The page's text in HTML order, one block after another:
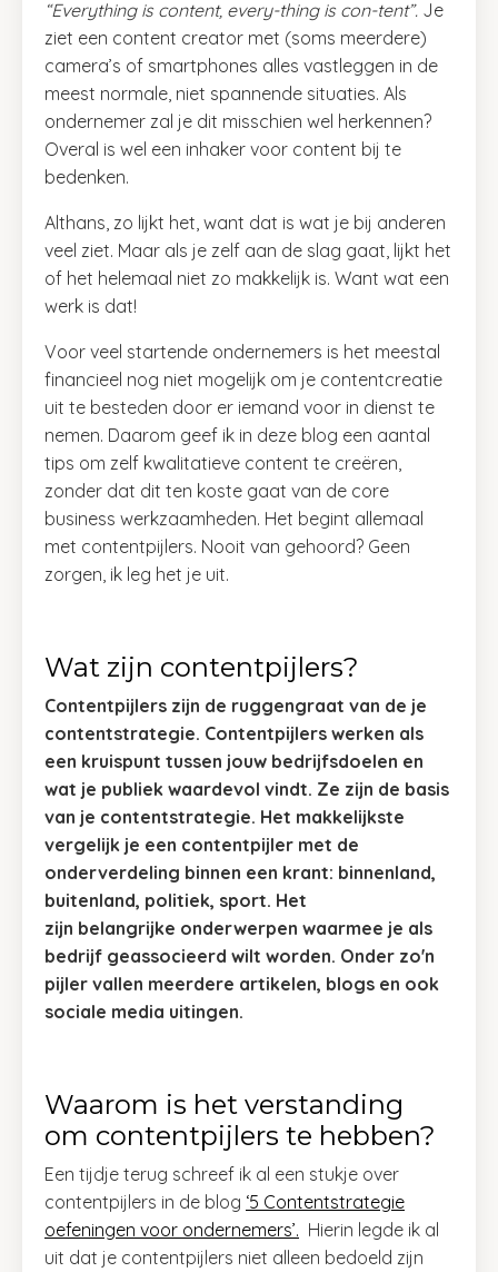
“Everything is content, every-thing is con-tent”. Je
ziet een content creator met (soms meerdere)
camera’s of smartphones alles vastleggen in de
meest normale, niet spannende situaties. Als
ondernemer zal je dit misschien wel herkennen?
Overal is wel een inhaker voor content bij te
bedenken.
Althans, zo lijkt het, want dat is wat je bij anderen
veel ziet. Maar als je zelf aan de slag gaat, lijkt het
of het helemaal niet zo makkelijk is. Want wat een
werk is dat!
Voor veel startende ondernemers is het meestal
financieel nog niet mogelijk om je contentcreatie
uit te besteden door er iemand voor in dienst te
nemen. Daarom geef ik in deze blog een aantal
tips om zelf kwalitatieve content te creëren,
zonder dat dit ten koste gaat van de core
business werkzaamheden. Het begint allemaal
met contentpijlers. Nooit van gehoord? Geen
zorgen, ik leg het je uit.
Wat zijn contentpijlers?
Contentpijlers zijn de ruggengraat van de je
contentstrategie. Contentpijlers werken als
een kruispunt tussen jouw bedrijfsdoelen en
wat je publiek waardevol vindt. Ze zijn de basis
van je contentstrategie. Het makkelijkste
vergelijk je een contentpijler met de
onderverdeling binnen een krant: binnenland,
buitenland, politiek, sport. Het
zijn belangrijke onderwerpen waarmee je als
bedrijf geassocieerd wilt worden. Onder zo'n
pijler vallen meerdere artikelen, blogs en ook
sociale media uitingen.
Waarom is het verstanding
om contentpijlers te hebben?
Een tijdje terug schreef ik al een stukje over
contentpijlers in de blog ‘5 Contentstrategie
oefeningen voor ondernemers’. Hierin legde ik al
uit dat je contentpijlers niet alleen bedoeld zijn